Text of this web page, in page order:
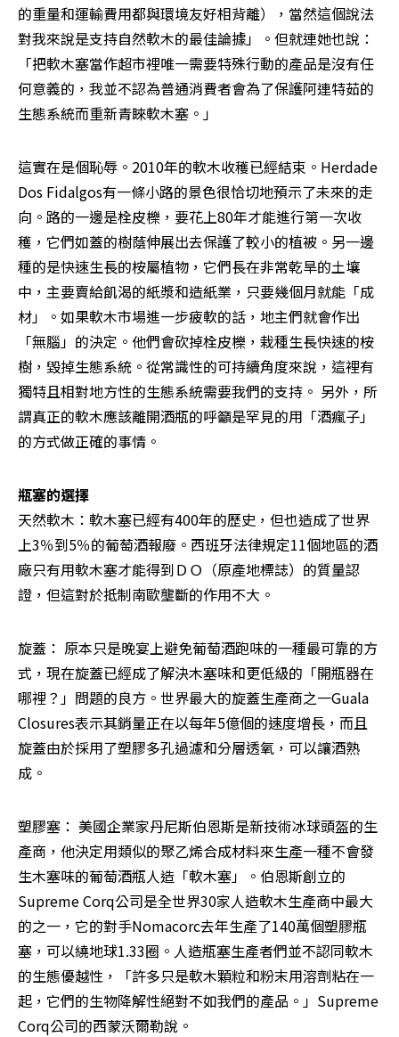
的重量和運輸費用都與環境友好相背離），當然這個說法
對我來說是支持自然軟木的最佳論據」。但就連她也說：
「把軟木塞當作超市裡唯一需要特殊行動的產品是沒有任
何意義的，我並不認為普通消費者會為了保護阿連特茹的
生態系統而重新青睞軟木塞。」
這實在是個恥辱。2010年的軟木收穫已經結束。Herdade
Dos Fidalgos有一條小路的景色很恰切地預示了未來的走
向。路的一邊是栓皮櫟，要花上80年才能進行第一次收
穫，它們如蓋的樹蔭伸展出去保護了較小的植被。另一邊
種的是快速生長的桉屬植物，它們長在非常乾旱的土壤
中，主要賣給飢渴的紙漿和造紙業，只要幾個月就能「成
材」。如果軟木市場進一步疲軟的話，地主們就會作出
「無腦」的決定。他們會砍掉栓皮櫟，栽種生長快速的桉
樹，毀掉生態系統。從常識性的可持續角度來說，這裡有
獨特且相對地方性的生態系統需要我們的支持。 另外，所
謂真正的軟木應該離開酒瓶的呼籲是罕見的用「酒瘋子」
的方式做正確的事情。
瓶塞的選擇
天然軟木：軟木塞已經有400年的歷史，但也造成了世界
上3％到5％的葡萄酒報廢。西班牙法律規定11個地區的酒
廠只有用軟木塞才能得到ＤＯ（原產地標誌）的質量認
證，但這對於抵制南歐壟斷的作用不大。
旋蓋： 原本只是晚宴上避免葡萄酒跑味的一種最可靠的方
式，現在旋蓋已經成了解決木塞味和更低級的「開瓶器在
哪裡？」問題的良方。世界最大的旋蓋生產商之一Guala
Closures表示其銷量正在以每年5億個的速度增長，而且
旋蓋由於採用了塑膠多孔過濾和分層透氧，可以讓酒熟
成。
塑膠塞： 美國企業家丹尼斯伯恩斯是新技術冰球頭盔的生
產商，他決定用類似的聚乙烯合成材料來生產一種不會發
生木塞味的葡萄酒瓶人造「軟木塞」。伯恩斯創立的
Supreme Corq公司是全世界30家人造軟木生產商中最大
的之一，它的對手Nomacorc去年生產了140萬個塑膠瓶
塞，可以繞地球1.33圈。人造瓶塞生產者們並不認同軟木
的生態優越性，「許多只是軟木顆粒和粉末用溶劑粘在一
起，它們的生物降解性絕對不如我們的產品。」Supreme
Corq公司的西蒙沃爾勒說。